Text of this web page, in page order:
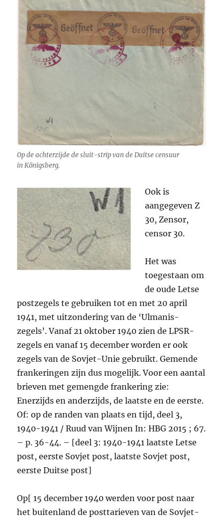
Op de achterzijde de sluit-strip van de Duitse censuur
in Königsberg.
Ook is
aangegeven Z
30, Zensor,
censor 30.
Het was
toegestaan om
de oude Letse
postzegels te gebruiken tot en met 20 april
1941, met uitzondering van de ‘Ulmanis-
zegels’. Vanaf 21 oktober 1940 zien de LPSR-
zegels en vanaf 15 december worden er ook
zegels van de Sovjet-Unie gebruikt. Gemende
frankeringen zijn dus mogelijk. Voor een aantal
brieven met gemengde frankering zie:
Enerzijds en anderzijds, de laatste en de eerste.
Of: op de randen van plaats en tijd, deel 3,
1940-1941 / Ruud van Wijnen In: HBG 2015 ; 67.
– p. 36-44. – [deel 3: 1940-1941 laatste Letse
post, eerste Sovjet post, laatste Sovjet post,
eerste Duitse post]
Op[ 15 december 1940 werden voor post naar
het buitenland de posttarieven van de Sovjet-